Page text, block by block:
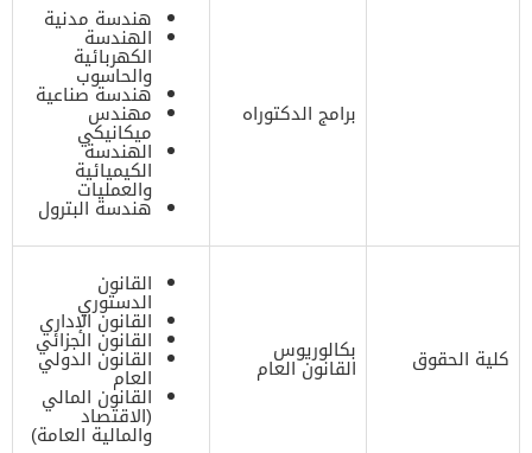
برامج الدكتوراه
هندسة مدنية
الهندسة
الكهربائية
والحاسوب
هندسة صناعية
مهندس
ميكانيكي
الهندسة
الكيميائية
والعمليات
هندسة البترول
كلية الحقوق بكالوريوس
القانون العام
القانون
الدستوري
القانون الإداري
القانون الجزائي
القانون الدولي
العام
القانون المالي
(الاقتصاد
والمالية العامة)